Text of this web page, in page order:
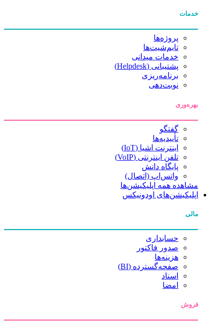
خدمات
پروژه‌ها
تایم‌شیت‌ها
خدمات میدانی
پشتیبانی (Helpdesk)
برنامه‌ریزی
نوبت‌دهی
بهره‌وری
گفتگو
تأییدیه‌ها
اینترنت اشیا (IoT)
تلفن اینترنتی (VoIP)
پایگاه دانش
واتس‌اپ (اتصال)
مشاهده همه اپلیکیشن‌ها
اپلیکیشن‌های اودونیکس
مالی
حسابداری
صدور فاکتور
هزینه‌ها
صفحه‌گسترده (BI)
اسناد
امضا
فروش